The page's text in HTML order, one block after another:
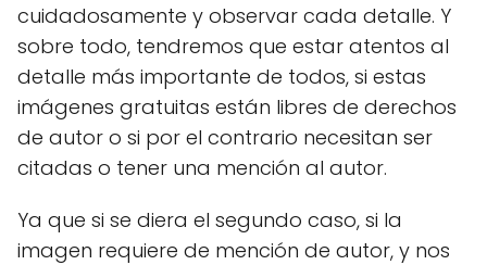
cuidadosamente y observar cada detalle. Y
sobre todo, tendremos que estar atentos al
detalle más importante de todos, si estas
imágenes gratuitas están libres de derechos
de autor o si por el contrario necesitan ser
citadas o tener una mención al autor.
Ya que si se diera el segundo caso, si la
imagen requiere de mención de autor, y nos